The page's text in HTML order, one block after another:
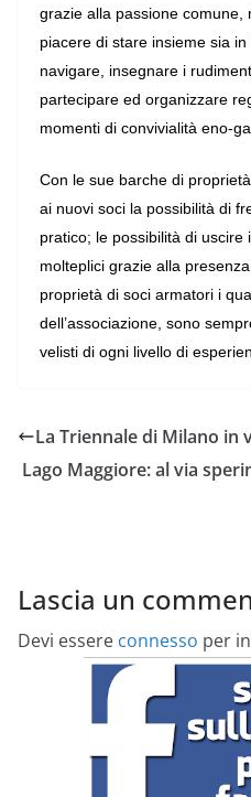
grazie alla passione comune,
piacere di stare insieme sia
navigare, insegnare i
partecipare ed organizzare
momenti di convivialità eno-
Con le sue barche di
ai nuovi soci la possibilità di
pratico; le possibilità di uscire
molteplici grazie alla
proprietà di soci armatori i
dell’associazione, sono
velisti di ogni livello di
La Triennale di Milano in
Lago Maggiore: al via
Lascia un
Devi essere connesso per